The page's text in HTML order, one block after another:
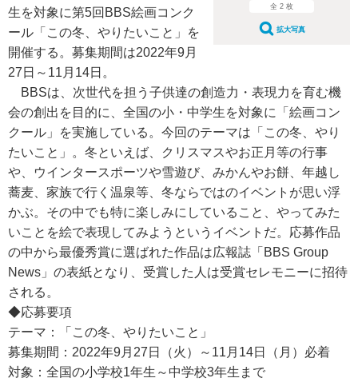
全 2 枚
拡大写真
生を対象に第5回BBS絵画コンク
ール「この冬、やりたいこと」を
開催する。募集期間は2022年9月
27日～11月14日。
BBSは、次世代を担う子供達の創造力・表現力を育む機
会の創出を目的に、全国の小・中学生を対象に「絵画コン
クール」を実施している。今回のテーマは「この冬、やり
たいこと」。冬といえば、クリスマスやお正月等の行事
や、ウインタースポーツや雪遊び、みかんやお餅、年越し
蕎麦、家族で行く温泉等、冬ならではのイベントが思い浮
かぶ。その中でも特に楽しみにしていること、やってみた
いことを絵で表現してみようというイベントだ。応募作品
の中から最優秀賞に選ばれた作品は広報誌「BBS Group
News」の表紙となり、受賞した人は受賞セレモニーに招待
される。
◆応募要項
テーマ：「この冬、やりたいこと」
募集期間：2022年9月27日（火）～11月14日（月）必着
対象：全国の小学校1年生～中学校3年生まで